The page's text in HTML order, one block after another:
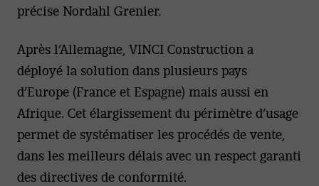
précise Nordahl Grenier.
Après l’Allemagne, VINCI Construction a
déployé la solution dans plusieurs pays
d’Europe (France et Espagne) mais aussi en
Afrique. Cet élargissement du périmètre d’usage
permet de systématiser les procédés de vente,
dans les meilleurs délais avec un respect garanti
des directives de conformité.